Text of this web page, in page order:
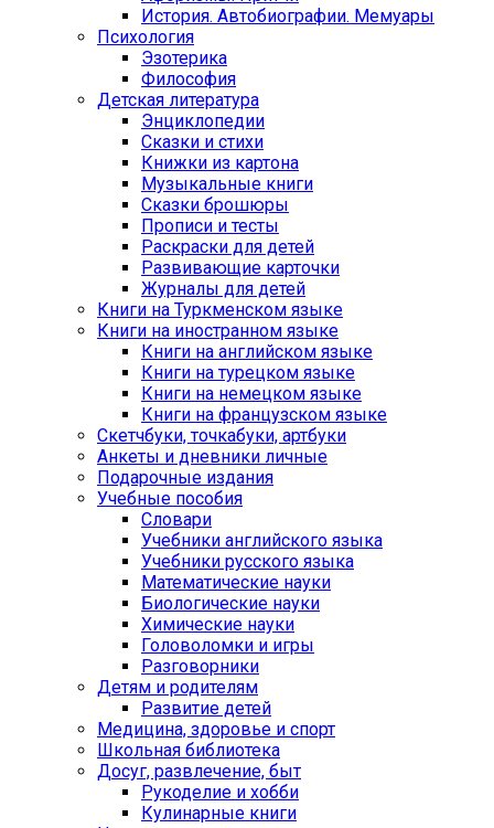
История. Автобиографии. Мемуары
Психология
Эзотерика
Философия
Детская литература
Энциклопедии
Сказки и стихи
Книжки из картона
Музыкальные книги
Сказки брошюры
Прописи и тесты
Раскраски для детей
Развивающие карточки
Журналы для детей
Книги на Туркменском языке
Книги на иностранном языке
Книги на английском языке
Книги на турецком языке
Книги на немецком языке
Книги на французском языке
Cкетчбуки, точкабуки, артбуки
Анкеты и дневники личные
Подарочные издания
Учебные пособия
Словари
Учебники английского языка
Учебники русского языка
Математические науки
Биологические науки
Химические науки
Головоломки и игры
Разговорники
Детям и родителям
Развитие детей
Медицина, здоровье и спорт
Школьная библиотека
Досуг, развлечение, быт
Рукоделие и хобби
Кулинарные книги